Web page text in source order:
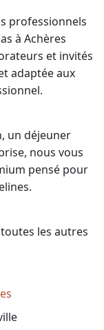
professionnels
à Achères
et invités
adaptée aux
un déjeuner
nous vous
pensé pour
les autres